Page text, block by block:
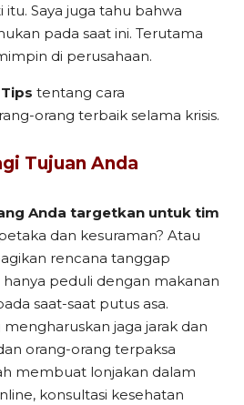
itu. Saya juga tahu bahwa
pada saat ini. Terutama
di perusahaan.
tentang cara
orang terbaik selama krisis.
Tujuan Anda
Anda targetkan untuk tim
dan kesuraman? Atau
rencana tanggap
hanya peduli dengan makanan
saat-saat putus asa.
jaga jarak dan
orang-orang terpaksa
membuat lonjakan dalam
konsultasi kesehatan